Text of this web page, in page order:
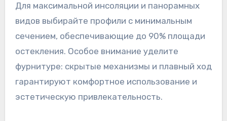
Для максимальной инсоляции и панорамных
видов выбирайте профили с минимальным
сечением, обеспечивающие до 90% площади
остекления. Особое внимание уделите
фурнитуре: скрытые механизмы и плавный ход
гарантируют комфортное использование и
эстетическую привлекательность.